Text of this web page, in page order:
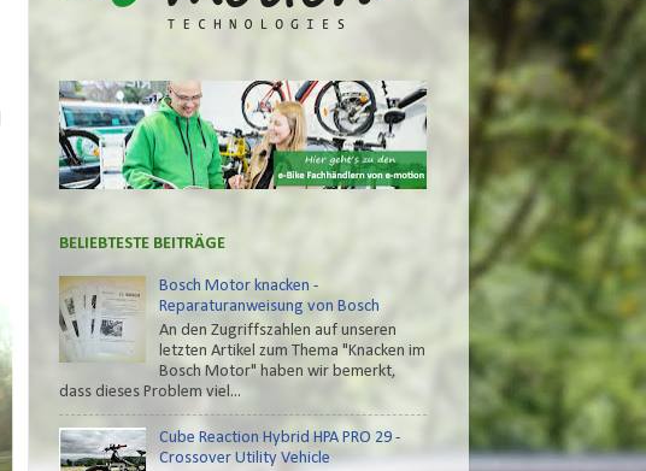
BELIEBTESTE BEITRÄGE
Bosch Motor knacken -
Reparaturanweisung von Bosch
An den Zugriffszahlen auf unseren
letzten Artikel zum Thema "Knacken im
Bosch Motor" haben wir bemerkt,
dass dieses Problem viel...
Cube Reaction Hybrid HPA PRO 29 -
Crossover Utility Vehicle